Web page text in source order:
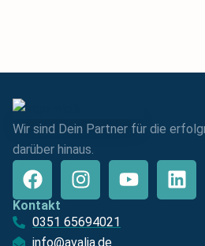
Wir sind Dein Partner für die
darüber hinaus.
Kontakt
0351 65694021
info@avalia.de